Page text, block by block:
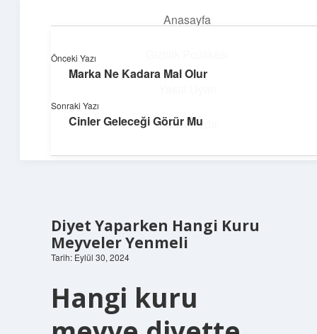
Anasayfa
Hakkımızda
Dijital dünyada keyifli bir macera!
Diyet Yaparken Hangi Kuru
Meyveler Yenmeli
Tarih: Eylül 30, 2024
Hangi kuru
Önceki Yazı
Marka Ne Kadara Mal Olur
Sonraki Yazı
Cinler Geleceği Görür Mu